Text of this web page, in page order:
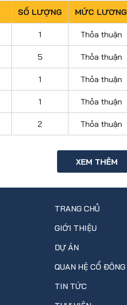
SỐ LƯỢNG MỨC LƯƠNG
1 Thỏa thuận
5 Thỏa thuận
1 Thỏa thuận
1 Thỏa thuận
2 Thỏa thuận
XEM THÊM
TRANG CHỦ
GIỚI THIỆU
DỰ ÁN
QUAN HỆ CỔ ĐÔNG
TIN TỨC